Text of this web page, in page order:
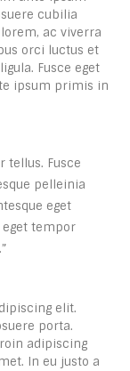
cubilia
ac viverra
orci luctus et
Fusce eget
ipsum primis in
tellus. Fusce
pelleinia
eget
tempor
elit.
porta.
adipiscing
In eu justo a